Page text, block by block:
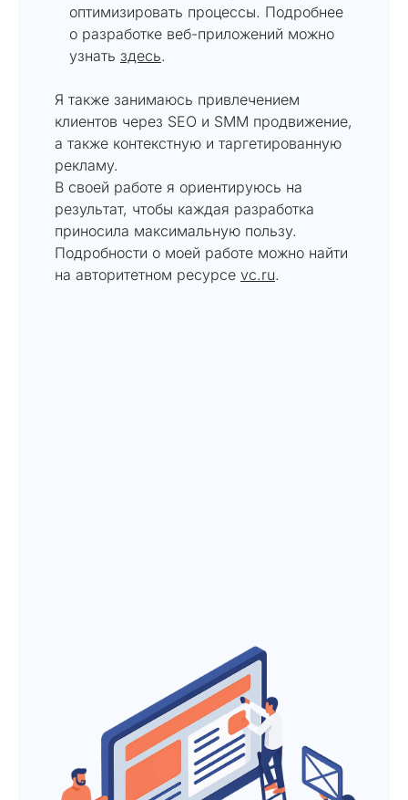
оптимизировать процессы. Подробнее
о разработке веб-приложений можно
узнать здесь.
Я также занимаюсь привлечением
клиентов через SEO и SMM продвижение,
а также контекстную и таргетированную
рекламу.
В своей работе я ориентируюсь на
результат, чтобы каждая разработка
приносила максимальную пользу.
Подробности о моей работе можно найти
на авторитетном ресурсе vc.ru.